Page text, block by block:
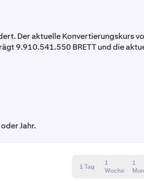
Der aktuelle Konvertierungskurs
9.910.541.550 BRETT und die
Jahr.
1 Tag
1
Woche
1